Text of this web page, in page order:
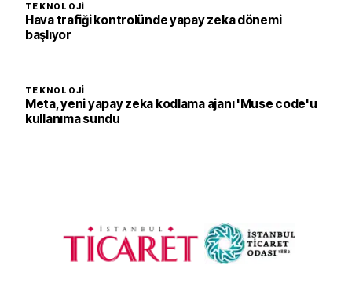
TEKNOLOJI
Hava trafiği kontrolünde yapay zeka dönemi
başlıyor
TEKNOLOJI
Meta, yeni yapay zeka kodlama ajanı 'Muse code'u
kullanıma sundu